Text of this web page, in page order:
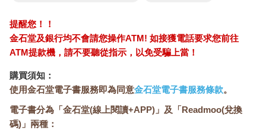
 參與董事會、定期會議，追蹤公司營運進度。
 適時提供產業資源、協助制定發展策略。
 持續掌握賽道內競爭同業、產業上下游狀態。
一般上市公司投資人無需也沒有機會參與前兩項工作，但第三項
是一般投資人提高報酬率必要的功課。
上述三項工作的目的，除了在協助被投資公司外，還能挖掘新的
投資機會。創投基金經理每季必須撰寫被投資公司的追蹤報告，
供內部檢討，並提供給投資基金的機構法人，以便了解被投資公
司的發展現況。
提醒您！！
金石堂及銀行均不會請您操作ATM! 如接獲電話要求您前往
ATM提款機，請不要聽從指示，以免受騙上當！
購買須知：
使用金石堂電子書服務即為同意金石堂電子書服務條款。
電子書分為「金石堂(線上閱讀+APP)」及「Readmoo(兌換
碼)」兩種：